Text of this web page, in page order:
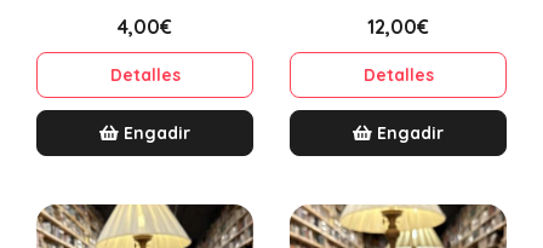
4,00€
Detalles
Engadir
12,00€
Detalles
Engadir